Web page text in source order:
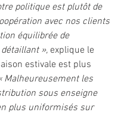
politique est plutôt de
avec nos clients
équilibrée de
», explique le
estivale est plus
Malheureusement les
sous enseigne
plus uniformisés sur